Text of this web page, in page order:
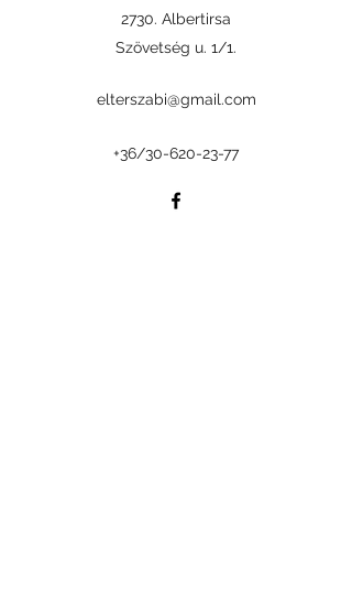
2730. Albertirsa
Szövetség u. 1/1.
elterszabi@gmail.com
+36/30-620-23-77